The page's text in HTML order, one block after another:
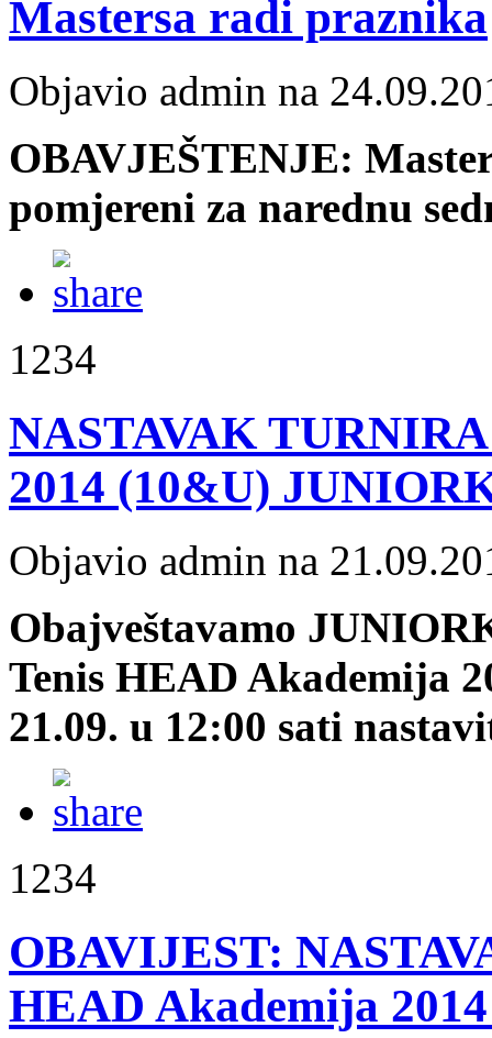
Mastersa radi praznika
Objavio admin na
OBAVJEŠTENJE:
pomjereni za narednu
1234
NASTAVAK
2014 (10&U)
Objavio admin na
Obajveštavamo
Tenis HEAD Akademija
21.09. u 12:00 sati
1234
OBAVIJEST:
HEAD Akademija